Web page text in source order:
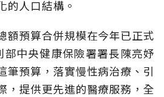
的人口結構。
額預算合併規模在今年已正式
部中央健康保險署署長陳亮妤
筆預算，落實慢性病治療、引
，提供更先進的醫療服務，全